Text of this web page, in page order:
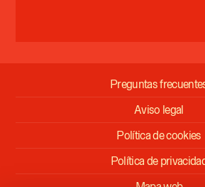
Preguntas
Aviso legal
Política de cookies
Política de